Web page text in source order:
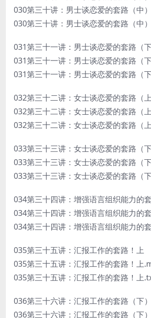
030第三十讲：男士谈恋爱的套路（中
030第三十讲：男士谈恋爱的套路（中
031第三十一讲：男士谈恋爱的套路（下
031第三十一讲：男士谈恋爱的套路（
031第三十一讲：男士谈恋爱的套路（
032第三十二讲：女士谈恋爱的套路（上
032第三十二讲：女士谈恋爱的套路（
032第三十二讲：女士谈恋爱的套路（
033第三十三讲：女士谈恋爱的套路（下
033第三十三讲：女士谈恋爱的套路（
033第三十三讲：女士谈恋爱的套路（
034第三十四讲：增强语言组织能力的套
034第三十四讲：增强语言组织能力的
034第三十四讲：增强语言组织能力的
035第三十五讲：汇报工作的套路！上
035第三十五讲：汇报工作的套路！上
035第三十五讲：汇报工作的套路！上
036第三十六讲：汇报工作的套路（下）
036第三十六讲：汇报工作的套路（下